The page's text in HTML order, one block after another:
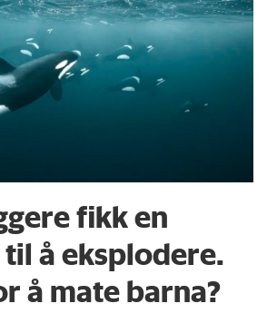
fikk en
å eksplodere.
å mate barna?